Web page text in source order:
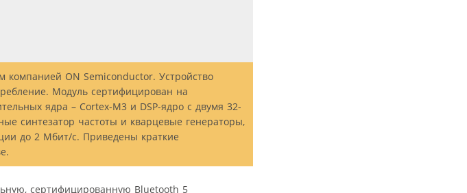
компанией ON Semiconductor. Устройство
Модуль сертифицирован на
ядра – Cortex-М3 и DSP-ядро с двумя 32-
синтезатор частоты и кварцевые генераторы,
до 2 Мбит/с. Приведены краткие
сертифицированную Bluetooth 5